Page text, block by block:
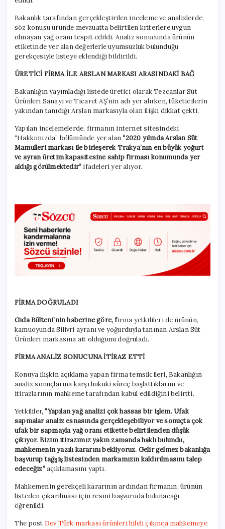
Bakanlık tarafından gerçekleştirilen inceleme ve analizlerde,
söz konusu üründe mevzuatta belirtilen kriterlere uygun
olmayan yağ oranı tespit edildi. Analiz sonucunda ürünün
etiketinde yer alan değerlerle uyumsuzluk bulunduğu
gerekçesiyle listeye eklendiği bildirildi.
ÜRETİCİ FİRMA İLE ARSLAN MARKASI ARASINDAKİ BAĞ
Bakanlığın yayımladığı listede üretici olarak Tezcanlar Süt
Ürünleri Sanayi ve Ticaret AŞ’nin adı yer alırken, tüketicilerin
yakından tanıdığı Arslan markasıyla olan ilişki dikkat çekti.
Yapılan incelemelerde, firmanın internet sitesindeki
“Hakkımızda” bölümünde yer alan“2020 yılında Arslan Süt
Mamulleri markası ile birleşerek Trakya’nın en büyük yoğurt
ve ayran üretim kapasitesine sahip firması konumunda yer
aldığı görülmektedir” ifadeleri yer alıyor.
FİRMA DOĞRULADI
Gıda Bülteni’nin haberine göre, firma yetkilileri de ürünün,
kamuoyunda Silivri ayranı ve yoğurduyla tanınan Arslan Süt
Ürünleri markasına ait olduğunu doğruladı.
FİRMA ANALİZ SONUCUNA İTİRAZ ETTİ
Konuya ilişkin açıklama yapan firma temsilcileri, Bakanlığın
analiz sonuçlarına karşı hukuki süreç başlattıklarını ve
itirazlarının mahkeme tarafından kabul edildiğini belirtti.
Yetkililer,“Yapılan yağ analizi çok hassas bir işlem. Ufak
sapmalar analiz esnasında gerçekleşebiliyor ve sonuçta çok
ufak bir sapmayla yağ oranı etikette belirtilenden düşük
çıkıyor. Bizim itirazımız yakın zamanda haklı bulundu,
mahkemenin yazılı kararını bekliyoruz. Gelir gelmez bakanlığa
başvurup tağşiş listesinden markamızın kaldırılmasını talep
edeceğiz”açıklamasını yaptı.
Mahkemenin gerekçeli kararının ardından firmanın, ürünün
listeden çıkarılması için resmi başvuruda bulunacağı
öğrenildi.
The post Dev Türk markası ürünleri hileli çıkınca mahkemeye